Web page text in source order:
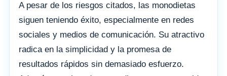
A pesar de los riesgos citados, las monodietas
siguen teniendo éxito, especialmente en redes
sociales y medios de comunicación. Su atractivo
radica en la simplicidad y la promesa de
resultados rápidos sin demasiado esfuerzo.